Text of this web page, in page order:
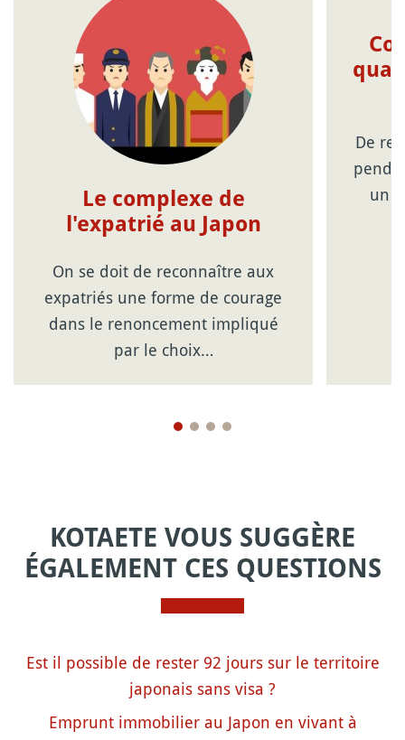
Le complexe de
l'expatrié au Japon
On se doit de reconnaître aux
expatriés une forme de courage
dans le renoncement impliqué
par le choix…
De
un
KOTAETE VOUS SUGGÈRE
ÉGALEMENT CES QUESTIONS
Est il possible de rester 92 jours sur le territoire
japonais sans visa ?
Emprunt immobilier au Japon en vivant à